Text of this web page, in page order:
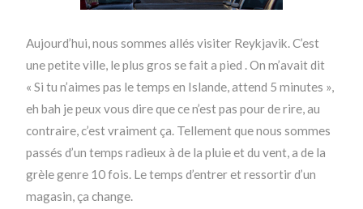
Aujourd’hui, nous sommes allés visiter Reykjavik. C’est
une petite ville, le plus gros se fait a pied . On m’avait dit
« Si tu n’aimes pas le temps en Islande, attend 5 minutes »,
eh bah je peux vous dire que ce n’est pas pour de rire, au
contraire, c’est vraiment ça. Tellement que nous sommes
passés d’un temps radieux à de la pluie et du vent, a de la
grèle genre 10 fois. Le temps d’entrer et ressortir d’un
magasin, ça change.